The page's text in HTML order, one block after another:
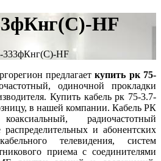
HF
333фКнг(С)-HF
предлагаеткупить рк 75-
одиночной прокладки
Купить кабель рк 75-3.7-
в нашей компании. Кабель РК
радиочастотный
распределительных и абонентских
телевидения, систем
приема с соединителями